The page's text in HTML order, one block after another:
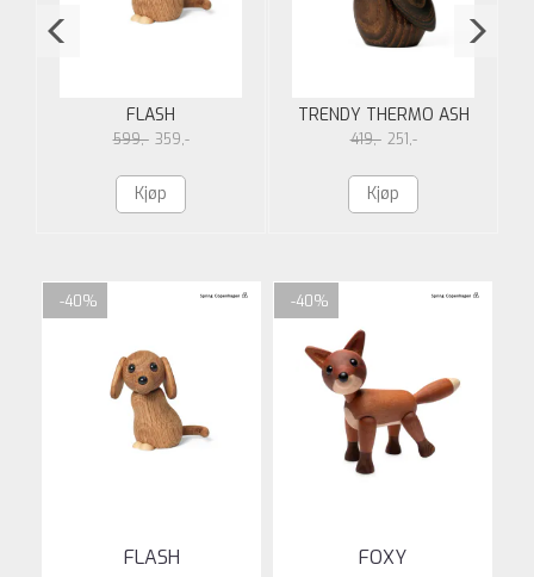
FLASH
599,- 359,-
Kjøp
TRENDY THERMO ASH
419,- 251,-
Kjøp
-40%
FLASH
-40%
FOXY